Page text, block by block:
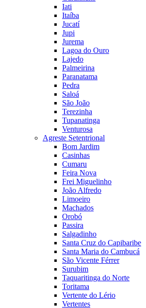
Iati
Itaíba
Jucatí
Jupi
Jurema
Lagoa do Ouro
Lajedo
Palmeirina
Paranatama
Pedra
Saloá
São João
Terezinha
Tupanatinga
Venturosa
Agreste Setentrional
Bom Jardim
Casinhas
Cumaru
Feira Nova
Frei Miguelinho
João Alfredo
Limoeiro
Machados
Orobó
Passira
Salgadinho
Santa Cruz do Capibaribe
Santa Maria do Cambucá
São Vicente Férrer
Surubim
Taquaritinga do Norte
Toritama
Vertente do Lério
Vertentes